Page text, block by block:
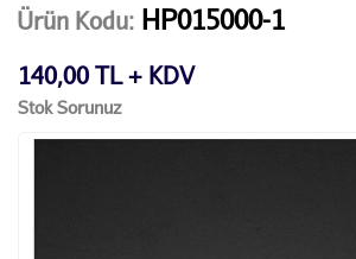
Ürün Kodu: HP015000-1
140,00 TL + KDV
Stok Sorunuz